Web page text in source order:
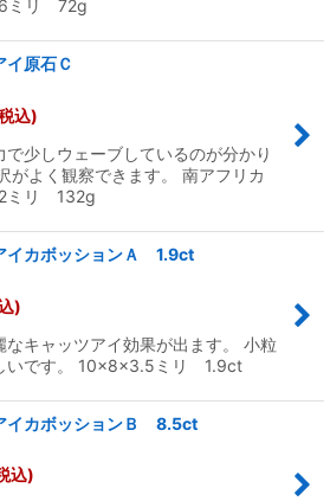
ミリ 72g
イ原石Ｃ
込)
で少しウェーブしているのが分かり
がよく観察できます。 南アフリカ
ミリ 132g
イカボッションＡ 1.9ct
)
なキャッツアイ効果が出ます。 小粒
いです。 10×8×3.5ミリ 1.9ct
イカボッションＢ 8.5ct
込)